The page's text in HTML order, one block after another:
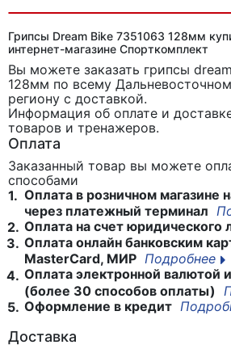
Грипсы Dream Bike 7351063 128мм
интернет-магазине Спорткомплект
Вы можете заказать грипсы
128мм по всему
региону с доставкой.
Информация об оплате и
товаров и тренажеров.
Оплата
Заказанный товар вы можете
способами
1. Оплата в розничном магазине
через платежный терминал
2. Оплата на счет юридического
3. Оплата онлайн банковским
MasterCard, МИР Подробнее
4. Оплата электронной валютой
(более 30 способов оплаты)
5. Оформление в кредит
Доставка